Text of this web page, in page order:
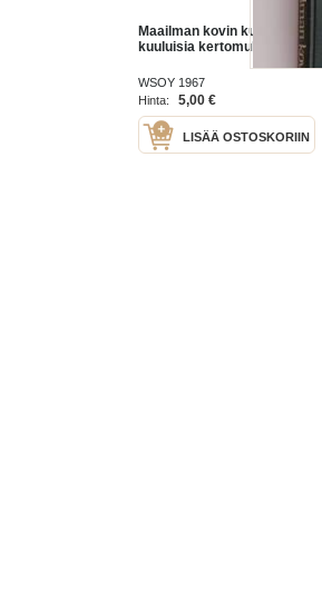
Maailman kovin kundi ja muita
kuuluisia kertomuksia
WSOY 1967
Hinta:
5,00 €
LISÄÄ OSTOSKORIIN